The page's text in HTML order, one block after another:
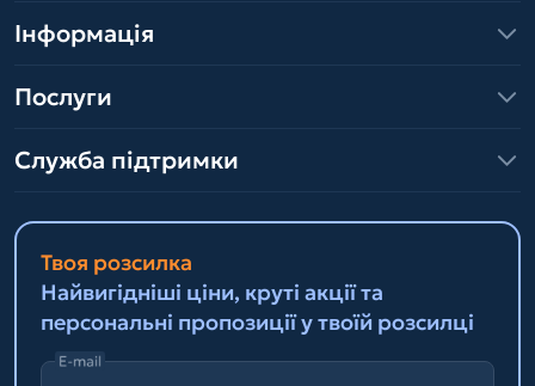
Інформація
Послуги
Служба підтримки
Твоя розсилка
Найвигідніші ціни, круті акції та
персональні пропозиції у твоїй розсилці
E-mail